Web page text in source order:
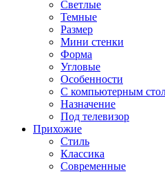
Светлые
Темные
Размер
Мини стенки
Форма
Угловые
Особенности
С компьютерным
Назначение
Под телевизор
Прихожие
Стиль
Классика
Современные